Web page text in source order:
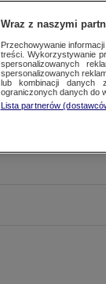
Wraz z naszymi
Przechowywanie
treści. Wykorzystywanie
spersonalizowanych
spersonalizowanych
lub kombinacji danych
ograniczonych danych do
Lista partnerów